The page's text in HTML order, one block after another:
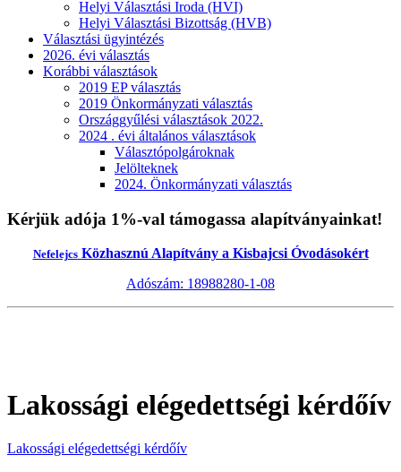
Helyi Választási Iroda (HVI)
Helyi Választási Bizottság (HVB)
Választási ügyintézés
2026. évi választás
Korábbi választások
2019 EP választás
2019 Önkormányzati választás
Országgyűlési választások 2022.
2024 . évi általános választások
Választópolgároknak
Jelölteknek
2024. Önkormányzati választás
Kérjük adója 1%-val támogassa alapítványainkat!
NefelejcsKözhasznú Alapítvány a Kisbajcsi Óvodásokért
Adószám: 18988280-1-08
Lakossági elégedettségi kérdőív
Lakossági elégedettségi kérdőív